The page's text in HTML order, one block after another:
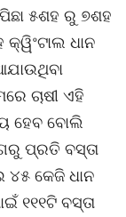
୫ଶହ ରୁ ୭ଶହ
ଧାନ
ଚାଷୀ ଏହି
ହେବ ବୋଲି
ପ୍ରତି ବସ୍ତା
୪୫ କେଜି ଧାନ
୧୧୧ଟି ବସ୍ତା